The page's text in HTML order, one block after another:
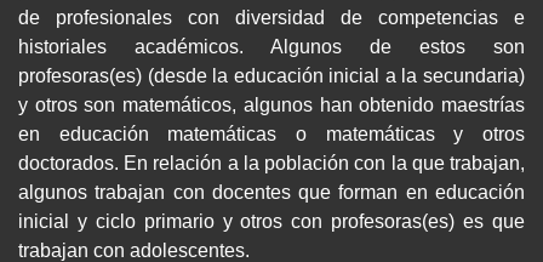
de profesionales con diversidad de competencias e
historiales académicos. Algunos de estos son
profesoras(es) (desde la educación inicial a la secundaria)
y otros son matemáticos, algunos han obtenido maestrías
en educación matemáticas o matemáticas y otros
doctorados. En relación a la población con la que trabajan,
algunos trabajan con docentes que forman en educación
inicial y ciclo primario y otros con profesoras(es) es que
trabajan con adolescentes.